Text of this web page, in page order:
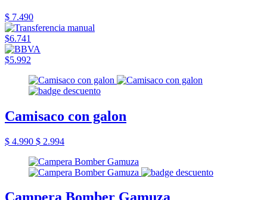
$ 7.490
$6.741
$5.992
Camisaco con galon
$ 4.990 $ 2.994